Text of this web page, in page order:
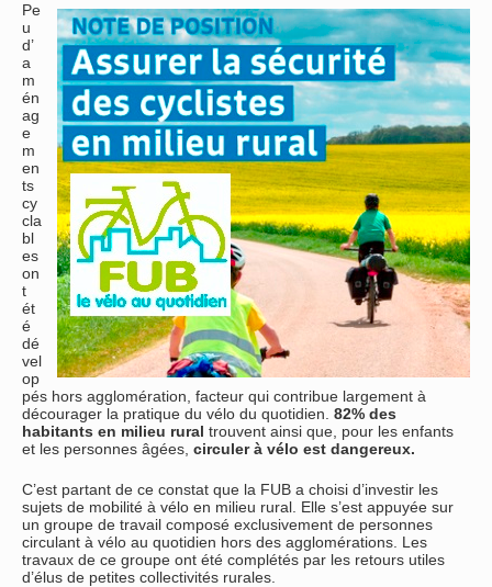
Pe
u
d’
a
m
én
ag
e
m
en
ts
cy
cla
bl
es
on
t
ét
é
dé
vel
op
pés hors agglomération, facteur qui contribue largement à
décourager la pratique du vélo du quotidien. 82% des
habitants en milieu rural trouvent ainsi que, pour les enfants
et les personnes âgées, circuler à vélo est dangereux.
C’est partant de ce constat que la FUB a choisi d’investir les
sujets de mobilité à vélo en milieu rural. Elle s’est appuyée sur
un groupe de travail composé exclusivement de personnes
circulant à vélo au quotidien hors des agglomérations. Les
travaux de ce groupe ont été complétés par les retours utiles
d’élus de petites collectivités rurales.